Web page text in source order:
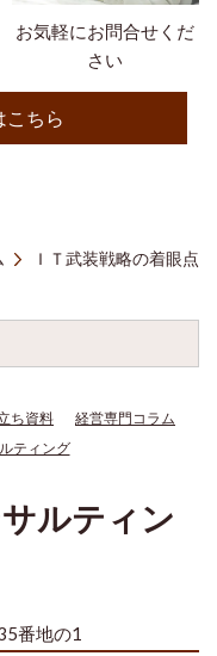
お気軽にお問合せくだ
さい
こちら
ＩＴ武装戦略の着眼点
ち資料
経営専門コラム
ティング
ルティン
番地の1